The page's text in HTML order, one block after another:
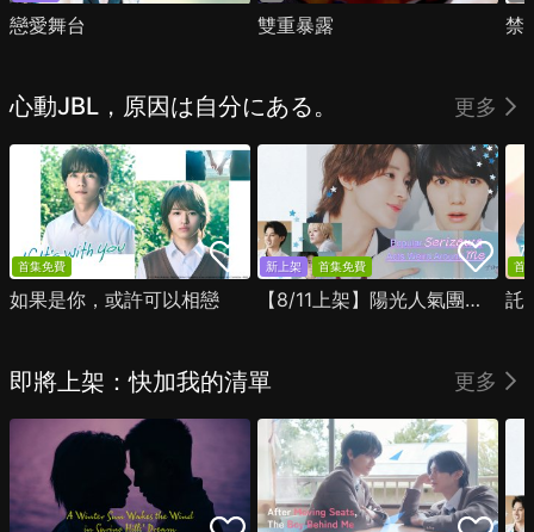
戀愛舞台 雙重暴露 禁
心動JBL，原因は自分にある。 更多
首集免費
如果是你，或許可以相戀
新上架 首集免費
【8/11上架】陽光人氣團中的芹澤，在我面前卻有點不對勁
首
託
即將上架：快加我的清單 更多